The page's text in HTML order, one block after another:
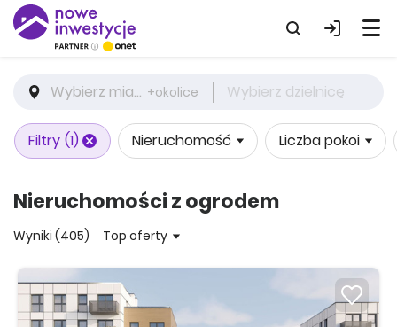
Wybierz miasto +okolice Wybierz dzielnicę
Filtry (1) Nieruchomość Liczba pokoi
Nieruchomości z ogrodem
Wyniki (405) Top oferty